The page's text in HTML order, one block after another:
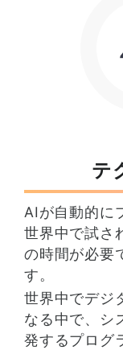
テ
AIが自動的に
世界中で試さ
の時間が必要
す。
世界中でデジ
なる中で、シ
発するプログ